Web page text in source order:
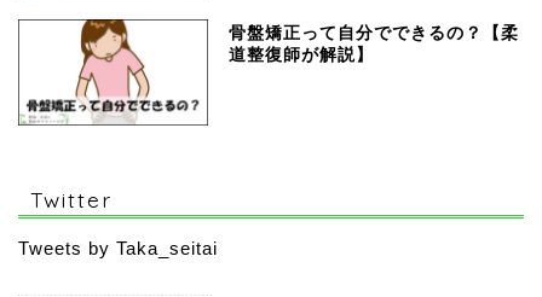
骨盤矯正って自分でできるの？【柔
道整復師が解説】
Twitter
Tweets by Taka_seitai